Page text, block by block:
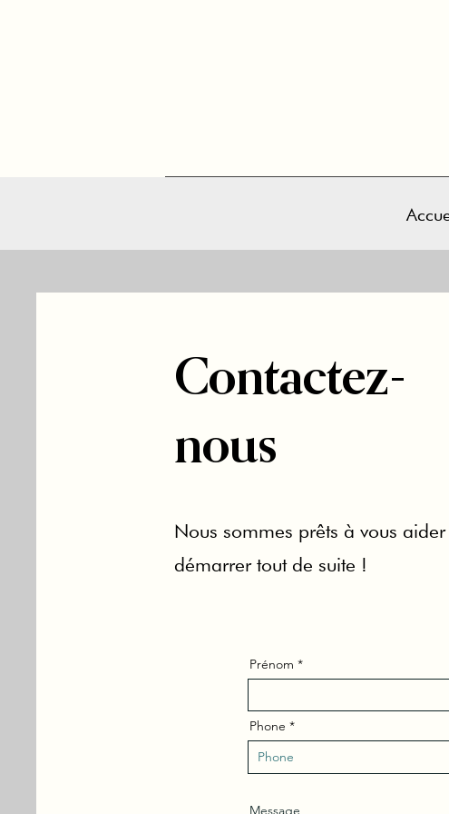
Contactez-
nous
Nous sommes prêts à vous
démarrer tout de suite !
Prénom
Phone
Message